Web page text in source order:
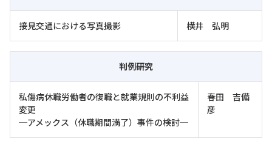
接見交通における写真撮影 横井 弘明
判例研究
私傷病休職労働者の復職と就業規則の不利益
変更
─アメックス（休職期間満了）事件の検討─
春田 吉備
彦